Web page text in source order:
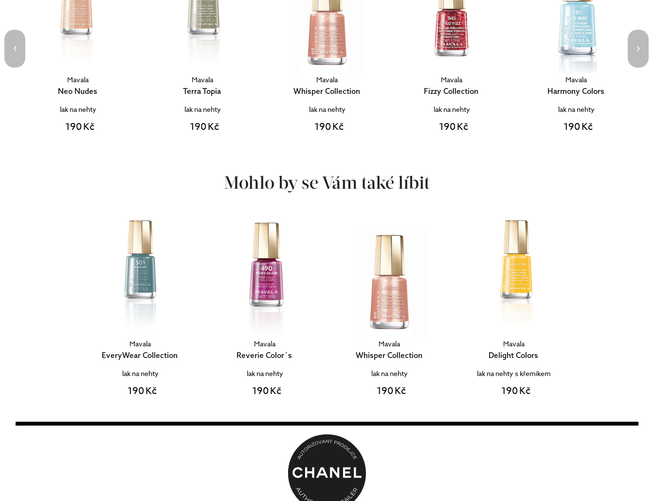
Mavala
Terra Topia
lak na nehty
190 Kč
Mavala
Whisper Collection
lak na nehty
190 Kč
Mavala
Fizzy Collection
lak na nehty
190 Kč
Mavala
Harmony Colors
lak na nehty
190 Kč
Mavala
Tandem Colors
lak na nehty s křemíkem
190 Kč
Mohlo by se Vám také líbit
Mavala
EveryWear Collection
lak na nehty
190 Kč
Mavala
Reverie Color´s
lak na nehty
190 Kč
Mavala
Whisper Collection
lak na nehty
190 Kč
Mavala
Delight Colors
lak na nehty s křemíkem
190 Kč